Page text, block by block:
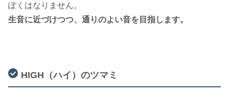
ぽくはなりません。
生音に近づけつつ、通りのよい音を目指します。
HIGH（ハイ）のツマミ